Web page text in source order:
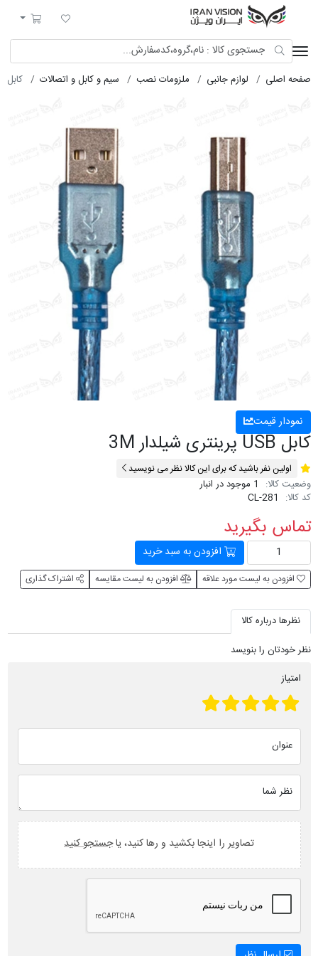
لیست مورد علاقه
سبد خرید
صفحه اصلی لوازم جانبی ملزومات نصب سیم و کابل و اتصالات کابل USB پرینتری شیلدار 3M
نمودار قیمت
کابل USB پرینتری شیلدار 3M
اولین نفر باشید که برای این کالا نظر می نویسید
وضعیت کالا: 1 موجود در انبار
کد کالا: CL-281
تماس بگیرید
افزودن به سبد خرید
افزودن به لیست مورد علاقه افزودن به لیست مقایسه اشتراک گذاری
نظرها درباره کالا
نظر خودتان را بنویسد
امتیاز
عنوان
نظر شما
تصاویر را اینجا بکشید و رها کنید، یاجستجو کنید